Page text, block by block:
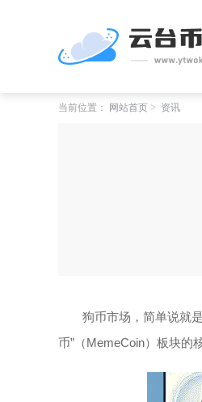
当前位置： 网站首页 资讯
狗币市场，简单说就
币”（MemeCoin）板块的